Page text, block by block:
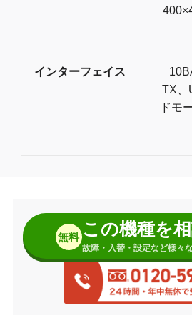
インターフェイス
TX、
ドモ
無料 この機種を
故障・入替・設定など様々